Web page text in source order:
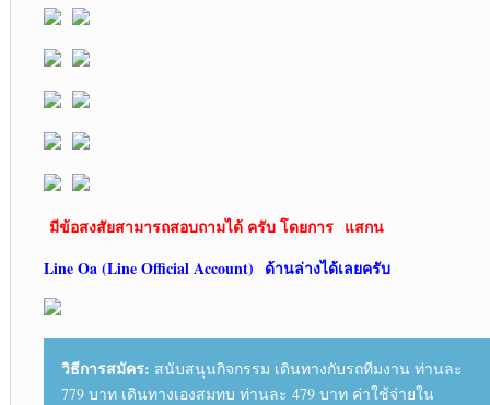
มีข้อสงสัยสามารถสอบถามได้ ครับ โดยการแสกน
Line Oa (Line Official Account) ด้านล่างได้เลยครับ
วิธีการสมัคร: สนับสนุนกิจกรรม เดินทางกับรถทีมงาน ท่านละ
779 บาท เดินทางเองสมทบ ท่านละ 479 บาท ค่าใช้จ่ายใน